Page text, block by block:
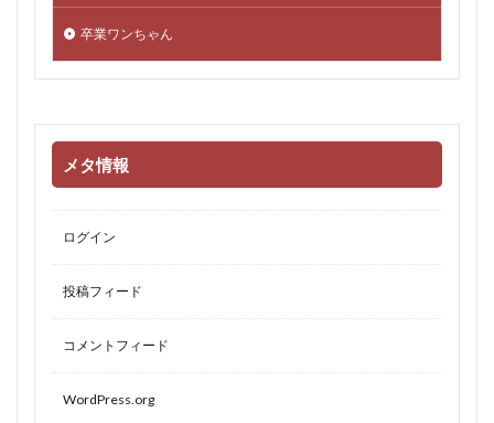
卒業ワンちゃん
メタ情報
ログイン
投稿フィード
コメントフィード
WordPress.org